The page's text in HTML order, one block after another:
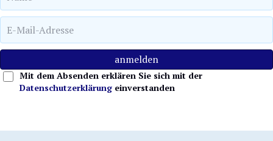
anmelden
Mit dem Absenden erklären Sie sich mit der
Datenschutzerklärung einverstanden